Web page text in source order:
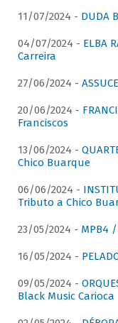
11/07/2024 - DUDA
04/07/2024 - ELBA
Carreira
27/06/2024 -
20/06/2024 -
Franciscos
13/06/2024 -
Chico Buarque
06/06/2024 -
Tributo a Chico
23/05/2024 - MPB4
16/05/2024 -
09/05/2024 -
Black Music Carioca